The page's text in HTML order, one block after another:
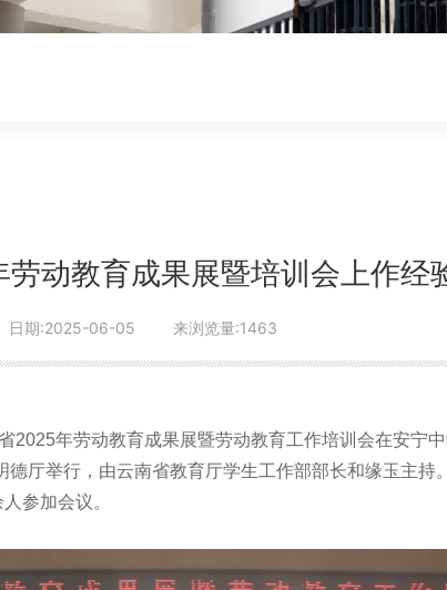
劳动教育成果展暨培训会上作经
日期:2025-06-05 来浏览量:1463
2025年劳动教育成果展暨劳动教育工作培训会在安宁
德厅举行，由云南省教育厅学生工作部部长和缘玉主持
参加会议。